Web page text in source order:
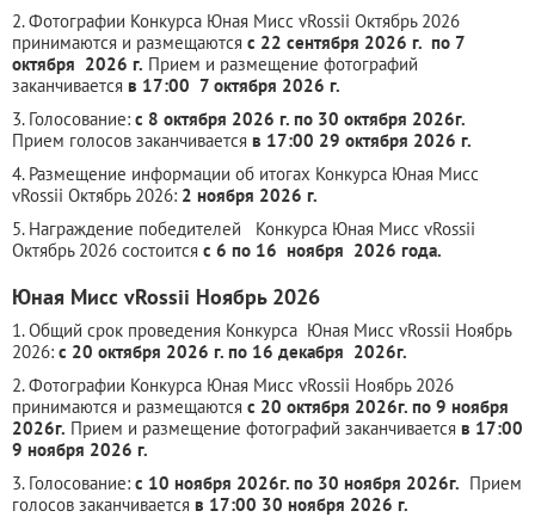
2. Фотографии Конкурса Юная Мисс vRossii Октябрь 2026
принимаются и размещаются с 22 сентября 2026 г. по 7
октября 2026 г. Прием и размещение фотографий
заканчивается в 17:00 7 октября 2026 г.
3. Голосование: с 8 октября 2026 г. по 30 октября 2026г.
Прием голосов заканчивается в 17:00 29 октября 2026 г.
4. Размещение информации об итогах Конкурса Юная Мисс
vRossii Октябрь 2026: 2 ноября 2026 г.
5. Награждение победителей Конкурса Юная Мисс vRossii
Октябрь 2026 состоится с 6 по 16 ноября 2026 года.
Юная Мисс vRossii Ноябрь 2026
1. Общий срок проведения Конкурса Юная Мисс vRossii Ноябрь
2026: с 20 октября 2026 г. по 16 декабря 2026г.
2. Фотографии Конкурса Юная Мисс vRossii Ноябрь 2026
принимаются и размещаются с 20 октября 2026г. по 9 ноября
2026г. Прием и размещение фотографий заканчивается в 17:00
9 ноября 2026 г.
3. Голосование: с 10 ноября 2026г. по 30 ноября 2026г. Прием
голосов заканчивается в 17:00 30 ноября 2026 г.